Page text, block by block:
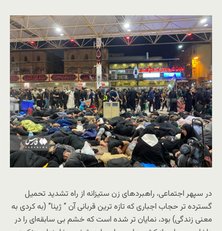
در سپهر اجتماعی، راهبردهای زن ستیزانه از راه تشدید تحمیل
گسترده تر حجاب اجباری که تازه ترین قربانی آن ” ژینا” (به کردی به
معنی زندگی) بود، نمایان تر شده است که خشم بی سابقه‌ای را در